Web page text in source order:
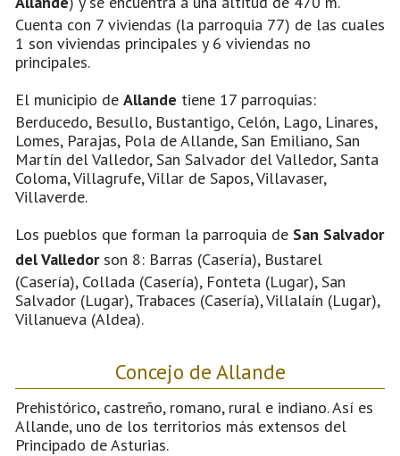
Cuenta con 7 viviendas (la parroquia 77) de las cuales
1 son viviendas principales y 6 viviendas no
principales.
El municipio de Allande tiene 17 parroquias:
Berducedo, Besullo, Bustantigo, Celón, Lago, Linares,
Lomes, Parajas, Pola de Allande, San Emiliano, San
Martín del Valledor, San Salvador del Valledor, Santa
Coloma, Villagrufe, Villar de Sapos, Villavaser,
Villaverde.
Los pueblos que forman la parroquia de San Salvador
del Valledorson 8: Barras (Casería), Bustarel
(Casería), Collada (Casería), Fonteta (Lugar), San
Salvador (Lugar), Trabaces (Casería), Villalaín (Lugar),
Villanueva (Aldea).
Concejo de Allande
Prehistórico, castreño, romano, rural e indiano. Así es
Allande, uno de los territorios más extensos del
Principado de Asturias.